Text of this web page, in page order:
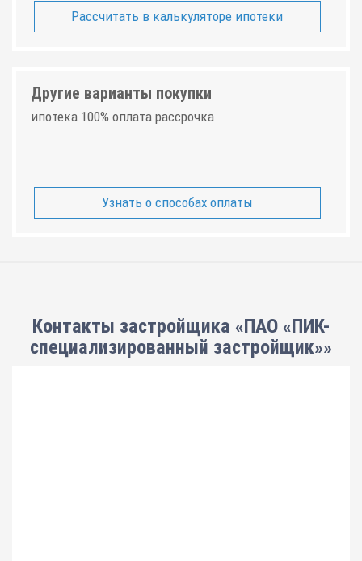
Рассчитать в калькуляторе ипотеки
Другие варианты покупки
ипотека 100% оплата рассрочка
Узнать о способах оплаты
Контакты застройщика «ПАО «ПИК-
специализированный застройщик»»